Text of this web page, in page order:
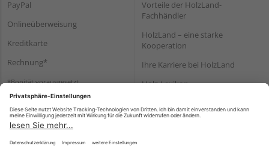
PayPal
Onlineüberweisung
Kreditkarte
Rechnung*
*Bonität vorausgesetzt
Vorteile der HolzLand-
Fachhändler
HolzLand – eine starke
Kooperation
Ihre Karriere bei HolzLand
Holz-Lexikon